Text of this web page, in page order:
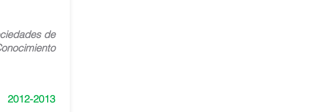
de
2012-2013